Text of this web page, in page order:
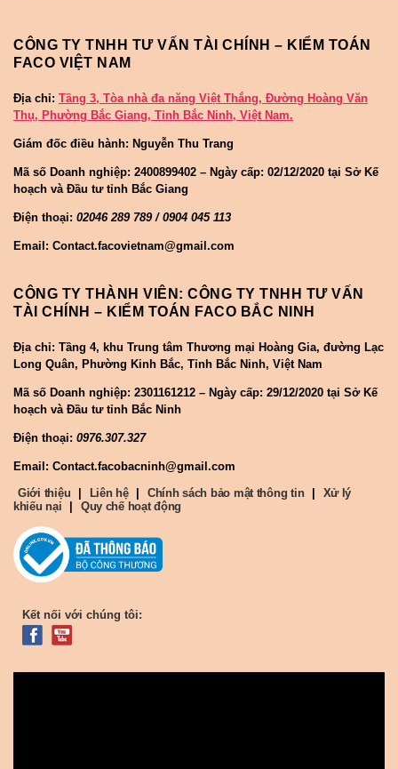
CÔNG TY TNHH TƯ VẤN TÀI CHÍNH – KIỂM TOÁN
FACO VIỆT NAM
Địa chỉ: Tầng 3, Tòa nhà đa năng Việt Thắng, Đường Hoàng Văn
Thụ, Phường Bắc Giang, Tỉnh Bắc Ninh, Việt Nam.
Giám đốc điều hành: Nguyễn Thu Trang
Mã số Doanh nghiệp: 2400899402 – Ngày cấp: 02/12/2020 tại Sở Kế
hoạch và Đầu tư tỉnh Bắc Giang
Điện thoại: 02046 289 789 / 0904 045 113
Email: Contact.facovietnam@gmail.com
CÔNG TY THÀNH VIÊN: CÔNG TY TNHH TƯ VẤN
TÀI CHÍNH – KIỂM TOÁN FACO BẮC NINH
Địa chỉ: Tầng 4, khu Trung tâm Thương mại Hoàng Gia, đường Lạc
Long Quân, Phường Kinh Bắc, Tỉnh Bắc Ninh, Việt Nam
Mã số Doanh nghiệp: 2301161212 – Ngày cấp: 29/12/2020 tại Sở Kế
hoạch và Đầu tư tỉnh Bắc Ninh
Điện thoại: 0976.307.327
Email: Contact.facobacninh@gmail.com
Giới thiệu
Liên hệ Chính sách bảo mật thông tin
Xử lý
khiếu nại
Quy chế hoạt động
Kết nối với chúng tôi: